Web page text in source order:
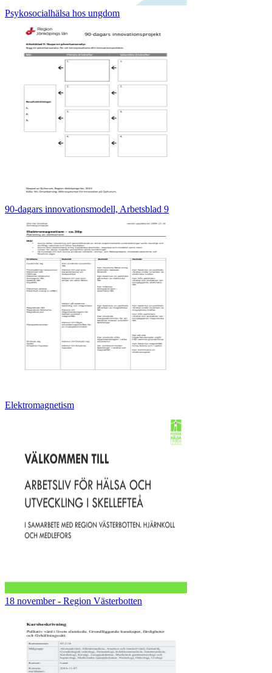
Psykosocialhälsa hos ungdom
90-dagars innovationsmodell, Arbetsblad 9
Elektromagnetism
18 november - Region Västerbotten